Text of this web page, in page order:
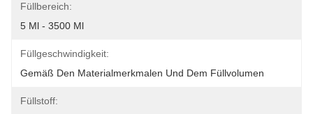
Füllbereich:
5 Ml - 3500 Ml
Füllgeschwindigkeit:
Gemäß Den Materialmerkmalen Und Dem Füllvolumen
Füllstoff: